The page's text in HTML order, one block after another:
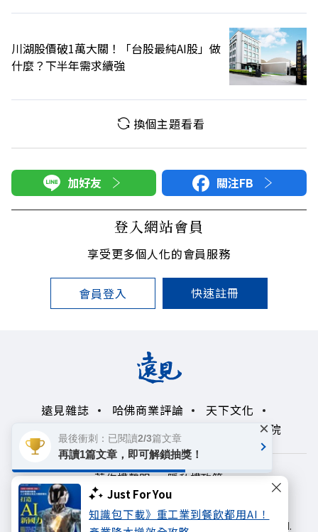
Just For You
知識包下載》重工業到餐飲都用AI！
川湖股價破1萬大關！「台股最純AI股」做
什麼？下半年需求續強
換個主題看看
加好友 關注FB
登入網站會員
享受更多個人化的會員服務
會員登入 快速註冊
遠見雜誌 哈佛商業評論
天下文化
未來親子學習平台
50+ 領導影響力學院
著作權聲明
隱私權政策
Copyright© 1999~2026
遠見天下文化出版股份有限公司. All rights reserved.
最後衝刺：已閱讀2/3篇文章
再讀1篇文章，即可解鎖抽獎！
×